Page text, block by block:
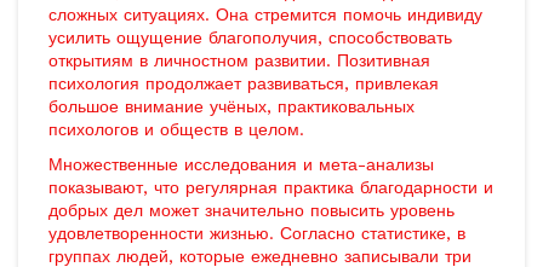
сложных ситуациях. Она стремится помочь индивиду
усилить ощущение благополучия, способствовать
открытиям в личностном развитии. Позитивная
психология продолжает развиваться, привлекая
большое внимание учёных, практиковальных
психологов и обществ в целом.
Множественные исследования и мета-анализы
показывают, что регулярная практика благодарности и
добрых дел может значительно повысить уровень
удовлетворенности жизнью. Согласно статистике, в
группах людей, которые ежедневно записывали три